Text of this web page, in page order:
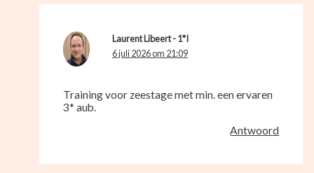
Laurent Libeert - 1*I
6 juli 2026 om 21:09
Training voor zeestage met min. een ervaren
3* aub.
Antwoord